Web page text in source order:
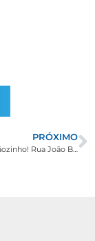
PRÓXIMO
Distrito do Sertãozinho! Rua João Batista Moreira agora conta com pavimentação.